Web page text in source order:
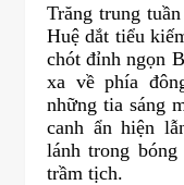
Trăng trung
Huệ dắt tiểu
chót đỉnh ngọn
xa về phía
những tia sáng
canh ẩn hiện
lánh trong
trầm tịch.